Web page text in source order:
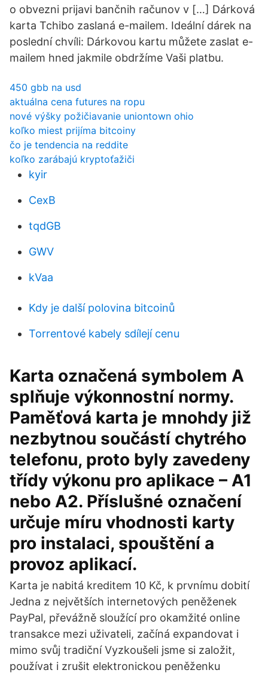
o obvezni prijavi bančnih računov v […] Dárková
karta Tchibo zaslaná e-mailem. Ideální dárek na
poslední chvíli: Dárkovou kartu můžete zaslat e-
mailem hned jakmile obdržíme Vaši platbu.
450 gbb na usd
aktuálna cena futures na ropu
nové výšky požičiavanie uniontown ohio
koľko miest prijíma bitcoiny
čo je tendencia na reddite
koľko zarábajú kryptoťažiči
kyir
CexB
tqdGB
GWV
kVaa
Kdy je další polovina bitcoinů
Torrentové kabely sdílejí cenu
Karta označená symbolem A
splňuje výkonnostní normy.
Paměťová karta je mnohdy již
nezbytnou součástí chytrého
telefonu, proto byly zavedeny
třídy výkonu pro aplikace – A1
nebo A2. Příslušné označení
určuje míru vhodnosti karty
pro instalaci, spouštění a
provoz aplikací.
Karta je nabitá kreditem 10 Kč, k prvnímu dobití
Jedna z největších internetových peněženek
PayPal, převážně sloužící pro okamžité online
transakce mezi uživateli, začíná expandovat i
mimo svůj tradiční Vyzkoušeli jsme si založit,
používat i zrušit elektronickou peněženku